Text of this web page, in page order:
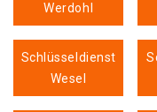
Werdohl
Schlüsseldienst
Wesel